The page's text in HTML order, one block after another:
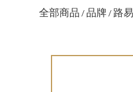
全部商品 /品牌/ 路